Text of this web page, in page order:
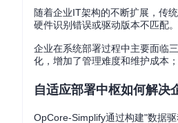
随着企业IT架构的不断扩展，传
硬件识别错误或驱动版本不匹配
企业在系统部署过程中主要面临
化，增加了管理难度和维护成本
自适应部署中枢如何解决
OpCore-Simplify通过构建"数据